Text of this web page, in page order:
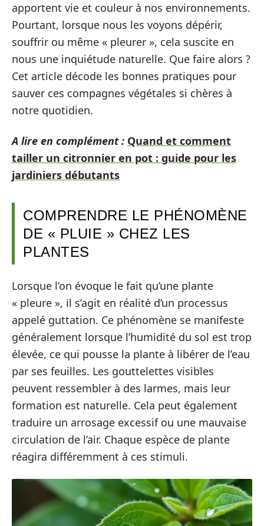
apportent vie et couleur à nos environnements.
Pourtant, lorsque nous les voyons dépérir,
souffrir ou même « pleurer », cela suscite en
nous une inquiétude naturelle. Que faire alors ?
Cet article décode les bonnes pratiques pour
sauver ces compagnes végétales si chères à
notre quotidien.
A lire en complément : Quand et comment
tailler un citronnier en pot : guide pour les
jardiniers débutants
COMPRENDRE LE PHÉNOMÈNE
DE « PLUIE » CHEZ LES
PLANTES
Lorsque l’on évoque le fait qu’une plante
« pleure », il s’agit en réalité d’un processus
appelé guttation. Ce phénomène se manifeste
généralement lorsque l’humidité du sol est trop
élevée, ce qui pousse la plante à libérer de l’eau
par ses feuilles. Les gouttelettes visibles
peuvent ressembler à des larmes, mais leur
formation est naturelle. Cela peut également
traduire un arrosage excessif ou une mauvaise
circulation de l’air. Chaque espèce de plante
réagira différemment à ces stimuli.